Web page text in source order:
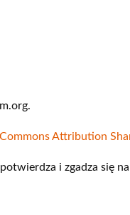
Attribution
i zgadza się